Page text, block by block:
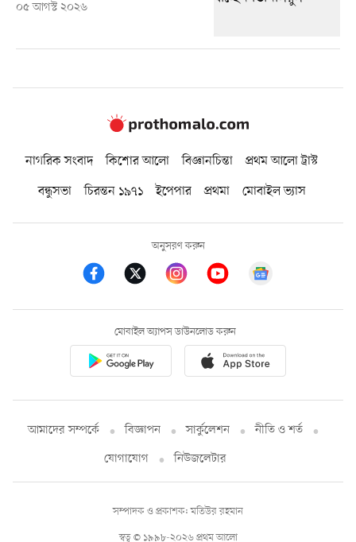
০৫ আগস্ট ২০২৬
নাগরিক সংবাদ কিশোর আলো বিজ্ঞানচিন্তা
প্রথম আলো ট্রাস্ট
বন্ধুসভা
চিরন্তন ১৯৭১ ইপেপার প্রথমা মোবাইল ভ্যাস
অনুসরণ করুন
মোবাইল অ্যাপস ডাউনলোড করুন
আমাদের সম্পর্কে বিজ্ঞাপন সার্কুলেশন
নীতি ও শর্ত
যোগাযোগ
নিউজলেটার
স্বত্ব © ১৯৯৮-২০২৬ প্রথম আলো
সম্পাদক ও প্রকাশক: মতিউর রহমান